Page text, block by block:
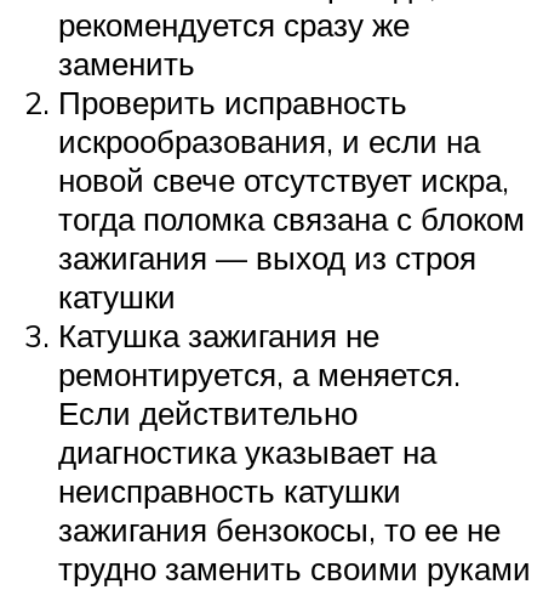
рекомендуется сразу же
заменить
Проверить исправность
искрообразования, и если на
новой свече отсутствует искра,
тогда поломка связана с блоком
зажигания — выход из строя
катушки
Катушка зажигания не
ремонтируется, а меняется.
Если действительно
диагностика указывает на
неисправность катушки
зажигания бензокосы, то ее не
трудно заменить своими руками